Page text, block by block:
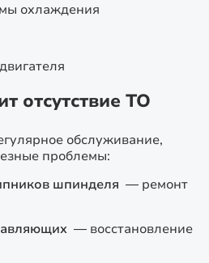
охлаждения
отсутствие ТО
обслуживание,
проблемы:
шпинделя — ремонт
— восстановление